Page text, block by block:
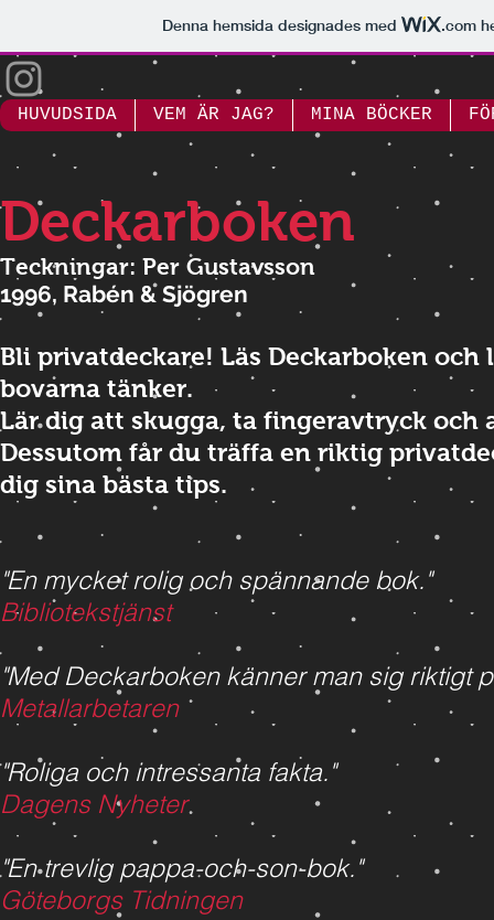
Denna hemsida designades med .com
HUVUDSIDA VEM ÄR JAG? MINA BÖCKER
Deckarboken
Teckningar: Per Gustavsson
1996, Rabén & Sjögren
Bli privatdeckare! Läs Deckarboken och
bovarna tänker.
Lär dig att skugga, ta fingeravtryck och
Dessutom får du träffa en riktig
dig sina bästa tips.
"En mycket rolig och spännande bok."
Bibliotekstjänst
"Med Deckarboken känner man sig riktigt
Metallarbetaren
"Roliga och intressanta fakta."
Dagens Nyheter
"En trevlig pappa-och-son-bok."
Göteborgs Tidningen